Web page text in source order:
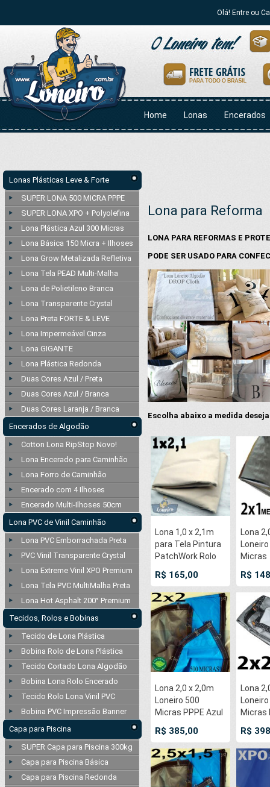
Olá! Entre ou
Home Lonas Encerados
Lonas Plásticas Leve & Forte
SUPER LONA 500 MICRA PPPE
SUPER LONA XPO + Polyolefina
Lona Plástica Azul 300 Micras
Lona Básica 150 Micra + Ilhoses
Lona Grow Metalizada Refletiva
Lona Tela PEAD Multi-Malha
Lona de Polietileno Branca
Lona Transparente Crystal
Lona Preta FORTE & LEVE
Lona Impermeável Cinza
Lona GIGANTE
Lona Plástica Redonda
Duas Cores Azul / Preta
Duas Cores Azul / Branca
Duas Cores Laranja / Branca
Encerados de Algodão
Cotton Lona RipStop Novo!
Lona Encerado para Caminhão
Lona Forro de Caminhão
Encerado com 4 Ilhoses
Encerado Multi-Ilhoses 50cm
Lona PVC de Vinil Caminhão
Lona PVC Emborrachada Preta
PVC Vinil Transparente Crystal
Lona Extreme Vinil XPO Premium
Lona Tela PVC MultiMalha Preta
Lona Hot Asphalt 200° Premium
Tecidos, Rolos e Bobinas
Tecido de Lona Plástica
Bobina Rolo de Lona Plástica
Tecido Cortado Lona Algodão
Bobina Lona Rolo Encerado
Tecido Rolo Lona Vinil PVC
Bobina PVC Impressão Banner
Capa para Piscina
SUPER Capa para Piscina 300kg
Capa para Piscina Básica
Capa para Piscina Redonda
Lona para Reforma
LONA PARA REFORMAS E
PODE SER USADO PARA
Escolha abaixo a medida
Lona 1,0 x 2,1m
para Tela Pintura
PatchWork Rolo
500gr/m² Capa
Pano Cloth Quilt
Ateliê EcoBag
para Reforma
Proteção
Confecções
R$ 165,00
Lona
Micras
lado e
outro
estufa
jardim
indoor
R$
Lona 2,0 x 2,0m
Loneiro 500
Micras PPPE Azul
argolas 'D' INOX a
cada 50cm
R$ 385,00
Lona
Micras
com
INOX a
R$